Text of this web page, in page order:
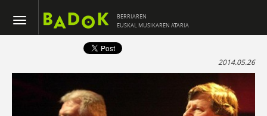
BERRIAREN
EUSKAL MUSIKAREN ATARIA
2014.05.26